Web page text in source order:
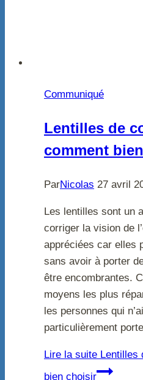
Communiqué
Lentilles de
comment
ParNicolas 27 avril
Les lentilles sont un
corriger la vision de
appréciées car elles
sans avoir à porter
être encombrantes.
moyens les plus
les personnes qui
particulièrement
Lire la suite Lentilles
bien choisir